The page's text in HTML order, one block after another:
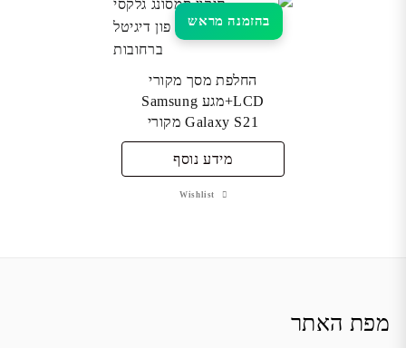
בהזמנה מראש
החלפת מסך מקורי
LCD+מגע Samsung
Galaxy S21 מקורי
מידע נוסף
Wishlist
מפת האתר